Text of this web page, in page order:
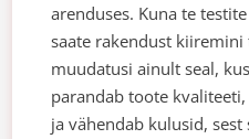
arenduses. Kuna te
saate rakendust kiiremini
muudatusi ainult seal,
parandab toote
ja vähendab kulusid,